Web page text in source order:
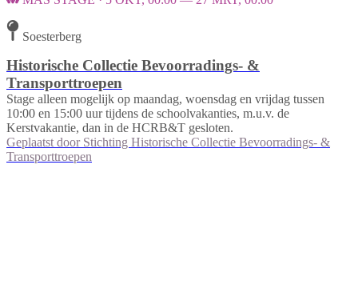
Soesterberg
Historische Collectie Bevoorradings- &
Transporttroepen
Stage alleen mogelijk op maandag, woensdag en vrijdag tussen
10:00 en 15:00 uur tijdens de schoolvakanties, m.u.v. de
Kerstvakantie, dan in de HCRB&T gesloten.
Geplaatst door Stichting Historische Collectie Bevoorradings- &
Transporttroepen